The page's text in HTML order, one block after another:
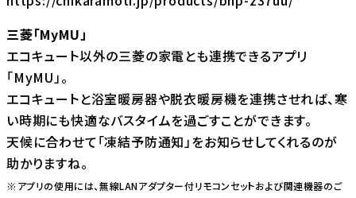
三菱「MyMU」
エコキュート以外の三菱の家電とも連携できるアプリ
「MyMU」。
エコキュートと浴室暖房器や脱衣暖房機を連携させれば、寒
い時期にも快適なバスタイムを過ごすことができます。
天候に合わせて「凍結予防通知」をお知らせしてくれるのが
助かりますね。
※アプリの使用には、無線LANアダプター付リモコンセットおよび関連機器のご